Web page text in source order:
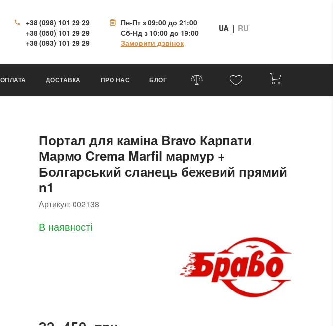
+38 (098) 101 29 29
+38 (050) 101 29 29
+38 (093) 101 29 29
Пн-Пт з 09:00 до 21:00
Сб-Нд з 10:00 до 19:00
Замовити дзвінок
UA | RU
ОПЛАТА ДОСТАВКА ПРО НАС БЛОГ
Портал для каміна Bravo Карпати
Мармо Crema Marfil мармур +
Болгарський сланець бежевий прямий
n1
Артикул: 002138
В наявності